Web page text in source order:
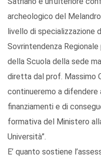
archeologico del
livello di specializzazione
Sovrintendenza
della Scuola della sede
diretta dal prof. Massimo
continueremo a
finanziamenti e di
formativa del Ministero
Università”.
E’ quanto sostiene